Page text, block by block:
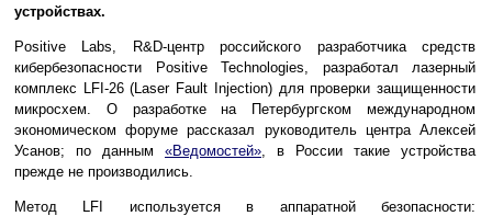
устройствах.
Positive Labs, R&D-центр российского разработчика средств
кибербезопасности Positive Technologies, разработал лазерный
комплекс LFI-26 (Laser Fault Injection) для проверки защищенности
микросхем. О разработке на Петербургском международном
экономическом форуме рассказал руководитель центра Алексей
Усанов; по данным «Ведомостей» , в России такие устройства
прежде не производились.
Метод LFI используется в аппаратной безопасности: